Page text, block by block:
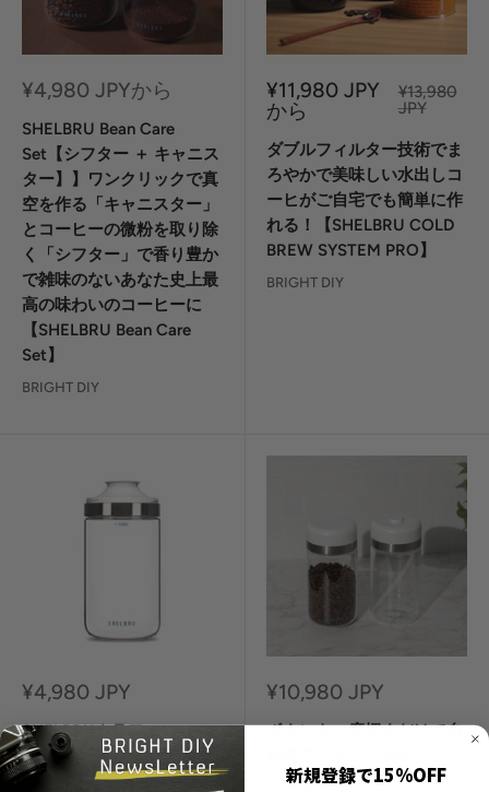
セ
ル
価
格
¥4,980 JPYから
SHELBRU Bean Care
Set【シフター ＋ キャニス
ター】】ワンクリックで真
空を作る「キャニスター」
とコーヒーの微粉を取り除
く「シフター」で香り豊か
で雑味のないあなた史上最
高の味わいのコーヒーに
【SHELBRU Bean Care
Set】
BRIGHT DIY
セ
ー
価
格
¥11,980 JPY
から
定
価
¥13,980
JPY
ダブルフィルター技術でま
ろやかで美味しい水出しコ
ーヒがご自宅でも簡単に作
れる！【SHELBRU COLD
BREW SYSTEM PRO】
BRIGHT DIY
セ
ル
価
格
¥4,980 JPY
SHELBRUカラフェ
BRIGHT DIY
セ
ル
¥10,980 JPY
ボタンを一度押すだけで自
しっかり長持ち！
新規登録で15%OFF